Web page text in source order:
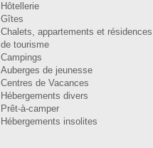
Hôtellerie
Gîtes
Chalets, appartements et résidences
de tourisme
Campings
Auberges de jeunesse
Centres de Vacances
Hébergements divers
Prêt-à-camper
Hébergements insolites